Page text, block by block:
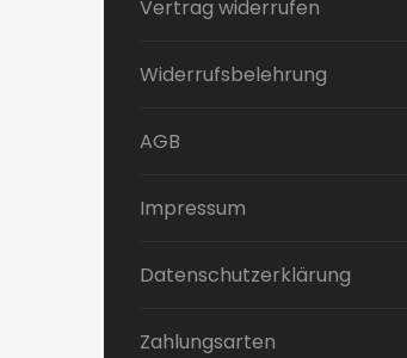
Vertrag widerrufen
Widerrufsbelehrung
AGB
Impressum
Datenschutzerklärung
Zahlungsarten